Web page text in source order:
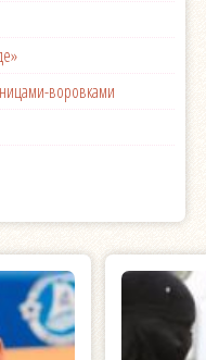
воровками